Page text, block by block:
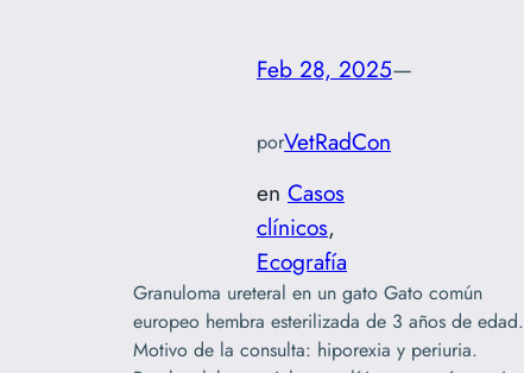
Feb 28, 2025—
porVetRadCon
en Casos
clínicos
Ecografía
Granuloma ureteral en un gato Gato común
europeo hembra esterilizada de 3 años de edad.
Motivo de la consulta: hiporexia y periuria.